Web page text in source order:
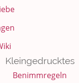
Kleingedrucktes
Benimmregeln